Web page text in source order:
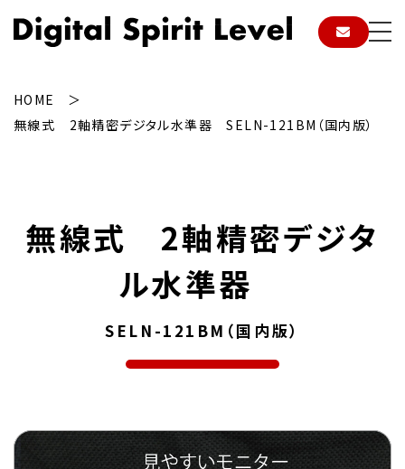
HOME
無線式 2軸精密デジタル水準器 SELN-121BM（国内版）
無線式 2軸精密デジタ
ル水準器
SELN-121BM（国内版）